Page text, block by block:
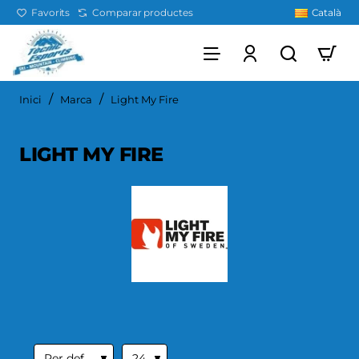
Favorits Comparar productes Català
Inici homeMarca Light My Fire
LIGHT MY FIRE